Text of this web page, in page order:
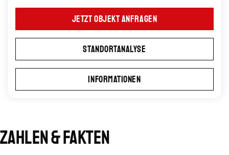
Jetzt Objekt anfragen
Standortanalyse
Informationen
Zahlen & Fakten